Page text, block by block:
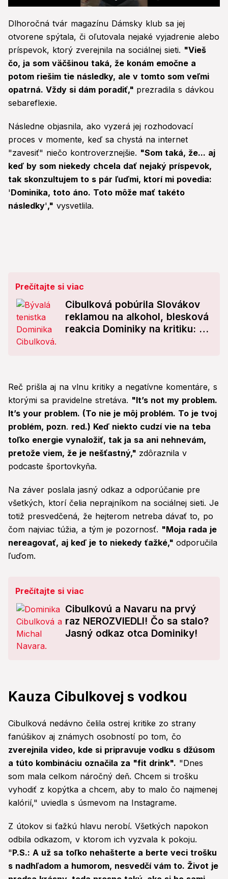
seconds
of
54
seconds
Dlhoročná tvár magazínu Dámsky klub sa jej
otvorene spýtala, či oľutovala nejaké vyjadrenie alebo
príspevok, ktorý zverejnila na sociálnej sieti. "Vieš
čo, ja som väčšinou taká, že konám emočne a
potom riešim tie následky, ale v tomto som veľmi
opatrná. Vždy si dám poradiť," prezradila s dávkou
sebareflexie.
Následne objasnila, ako vyzerá jej rozhodovací
proces v momente, keď sa chystá na internet
"zavesiť" niečo kontroverznejšie. "Som taká, že... aj
keď by som niekedy chcela dať nejaký príspevok,
tak skonzultujem to s pár ľuďmi, ktorí mi povedia:
'Dominika, toto áno. Toto môže mať takéto
následky'," vysvetlila.
Prečítajte si viac
Cibulková pobúrila Slovákov
reklamou na alkohol, blesková
reakcia Dominiky na kritiku: Už
Reč prišla aj na vlnu kritiky a negatívne komentáre, s
ktorými sa pravidelne stretáva. "It’s not my problem.
It’s your problem. (To nie je môj problém. To je tvoj
problém, pozn. red.) Keď niekto cudzí vie na teba
toľko energie vynaložiť, tak ja sa ani nehnevám,
pretože viem, že je nešťastný," zdôraznila v
podcaste športovkyňa.
Na záver poslala jasný odkaz a odporúčanie pre
všetkých, ktorí čelia neprajníkom na sociálnej sieti. Je
totiž presvedčená, že hejterom netreba dávať to, po
čom najviac túžia, a tým je pozornosť. "Moja rada je
nereagovať, aj keď je to niekedy ťažké," odporučila
ľuďom.
Prečítajte si viac
Cibulkovú a Navaru na prvý
raz NEROZVIEDLI! Čo sa stalo?
Jasný odkaz otca Dominiky!
Kauza Cibulkovej s vodkou
Cibulková nedávno čelila ostrej kritike zo strany
fanúšikov aj známych osobností po tom, čo
zverejnila video, kde si pripravuje vodku s džúsom
a túto kombináciu označila za "fit drink". "Dnes
som mala celkom náročný deň. Chcem si trošku
vyhodiť z kopýtka a chcem, aby to malo čo najmenej
kalórií," uviedla s úsmevom na Instagrame.
Z útokov si ťažkú hlavu nerobí. Všetkých napokon
odbila odkazom, v ktorom ich vyzvala k pokoju.
"P.S.: A už sa toľko nehašterte a berte veci trošku
s nadhľadom a humorom, nesvedčí vám to. Život je